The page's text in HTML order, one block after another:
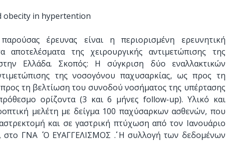
obecity in hypertention
έρευνας είναι η περιορισμένη ερευνητική
αποτελέσματα της χειρουργικής αντιμετώπισης της
Ελλάδα. Σκοπός: Η σύγκριση δύο εναλλακτικών
της νοσογόνου παχυσαρκίας, ως προς τη
τη βελτίωση του συνοδού νοσήματος της υπέρτασης
ορίζοντα (3 και 6 μήνες follow-up). Υλικό και
μελέτη με δείγμα 100 παχύσαρκων ασθενών, που
και σε γαστρική πτύχωση από τον Ιανουάριο
ΓΝΑ ΄΄ Ο ΕΥΑΓΓΕΛΙΣΜΟΣ ΄΄. Η συλλογή των δεδομένων